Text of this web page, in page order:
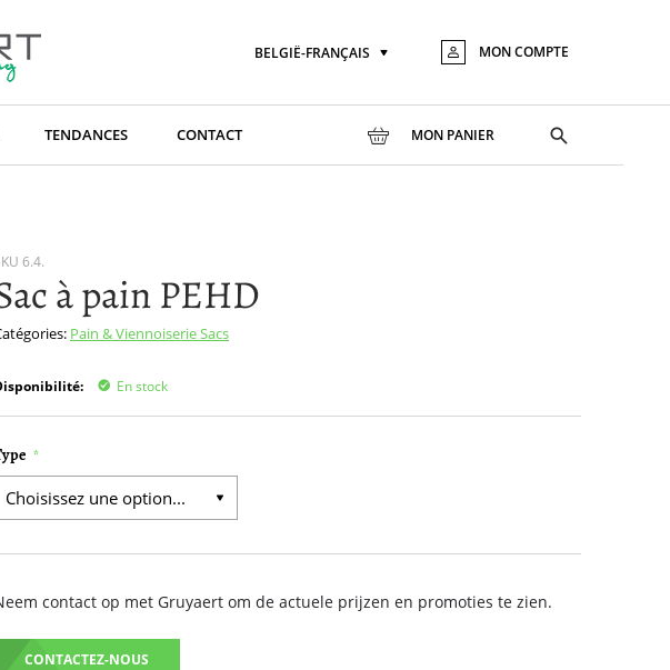
Langue
BELGIË-FRANÇAIS MON COMPTE
TENDANCES CONTACT MON PANIER
Toggle
search
6.4.
à pain PEHD
Pain & ViennoiserieSacs
En stock
contact op met Gruyaert om de actuele prijzen en promoties te zien.
CONTACTEZ-NOUS